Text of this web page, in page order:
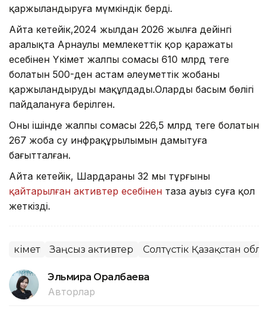
қаржыландыруға мүмкіндік берді.
Айта кетейік,2024 жылдан 2026 жылға дейінгі
аралықта Арнаулы мемлекеттік қор қаражаты
есебінен Үкімет жалпы сомасы 610 млрд теңге
болатын 500-ден астам әлеуметтік жобаны
қаржыландыруды мақұлдады.Олардың басым бөлігі
пайдалануға берілген.
Оның ішінде жалпы сомасы 226,5 млрд теңге болатын
267 жоба су инфрақұрылымын дамытуға
бағытталған.
Айта кетейік, Шардараның 32 мың тұрғыны
қайтарылған активтер есебінен таза ауыз суға қол
жеткізді.
Үкімет Заңсыз активтер Солтүстік Қазақстан
Эльмира Оралбаева
Авторлар